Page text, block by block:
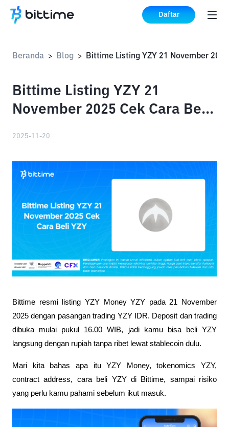
Daftar
Beranda > Blog >
Bittime Listing YZY 21
November 2025 Cek Cara Beli
2025-11-20
Bittime resmi listing YZY Money YZY pada 21 November
2025 dengan pasangan trading YZY IDR. Deposit dan trading
dibuka mulai pukul 16.00 WIB, jadi kamu bisa beli YZY
langsung dengan rupiah tanpa ribet lewat stablecoin dulu.
Mari kita bahas apa itu YZY Money, tokenomics YZY,
contract address, cara beli YZY di Bittime, sampai risiko
yang perlu kamu pahami sebelum ikut masuk.